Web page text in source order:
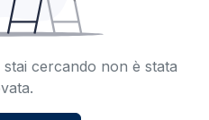
cercando non è stata